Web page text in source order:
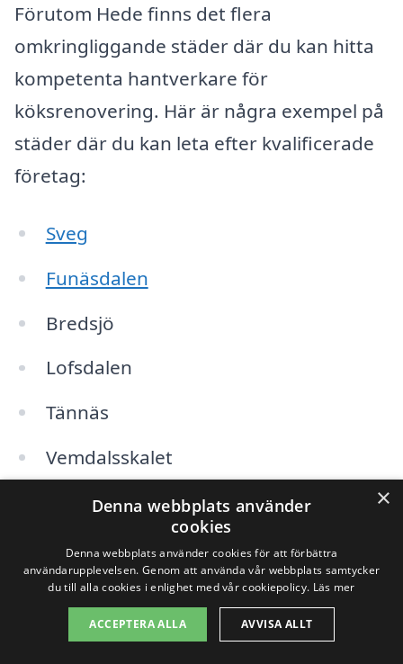
Förutom Hede finns det flera
omkringliggande städer där du kan hitta
kompetenta hantverkare för
köksrenovering. Här är några exempel på
städer där du kan leta efter kvalificerade
företag:
Sveg
Funäsdalen
Bredsjö
Lofsdalen
Tännäs
Vemdalsskalet
Klövsjö
Ytterhogdal
När du letar efter köksrenovering i Hede
eller i angränsande områden är det viktigt
×
Denna webbplats använder
cookies
Denna webbplats använder cookies för att förbättra
användarupplevelsen. Genom att använda vår webbplats samtycker
du till alla cookies i enlighet med vår cookiepolicy. Läs mer
ACCEPTERA ALLA AVVISA ALLT